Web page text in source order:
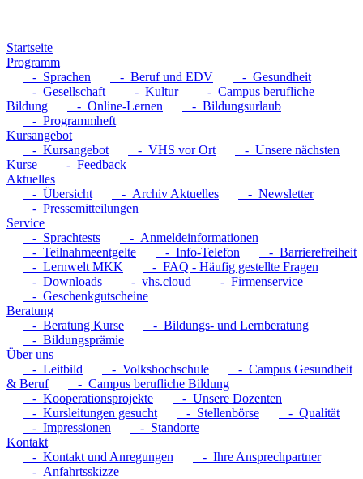
Startseite
Programm
- Sprachen
- Beruf und EDV
- Gesundheit
- Gesellschaft
- Kultur
- Campus berufliche
Bildung
- Online-Lernen
- Bildungsurlaub
- Programmheft
Kursangebot
- Kursangebot
- VHS vor Ort
- Unsere nächsten
Kurse
- Feedback
Aktuelles
- Übersicht
- Archiv Aktuelles
- Newsletter
- Pressemitteilungen
Service
- Sprachtests
- Anmeldeinformationen
- Teilnahmeentgelte
- Info-Telefon
- Barrierefreiheit
- Lernwelt MKK
- FAQ - Häufig gestellte Fragen
- Downloads
- vhs.cloud
- Firmenservice
- Geschenkgutscheine
Beratung
- Beratung Kurse
- Bildungs- und Lernberatung
- Bildungsprämie
Über uns
- Leitbild
- Volkshochschule
- Campus Gesundheit
& Beruf
- Campus berufliche Bildung
- Kooperationsprojekte
- Unsere Dozenten
- Kursleitungen gesucht
- Stellenbörse
- Qualität
- Impressionen
- Standorte
Kontakt
- Kontakt und Anregungen
- Ihre Ansprechpartner
- Anfahrtsskizze